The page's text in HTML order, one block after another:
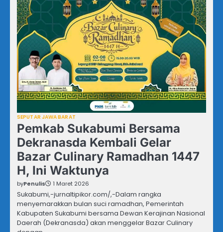
SEPUTAR JAWA BARAT
Pemkab Sukabumi Bersama
Dekranasda Kembali Gelar
Bazar Culinary Ramadhan 1447
H, Ini Waktunya
byPenulis 1 Maret 2026
Sukabumi,-jurnaltipikor.com/,-Dalam rangka
menyemarakkan bulan suci ramadhan, Pemerintah
Kabupaten Sukabumi bersama Dewan Kerajinan Nasional
Daerah (Dekranasda) akan menggelar Bazar Culinary